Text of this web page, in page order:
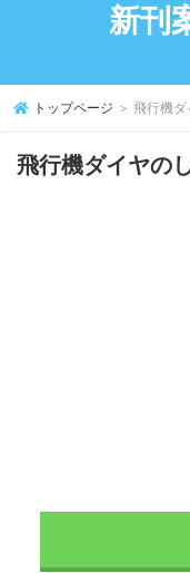
新刊
トップページ ＞ 飛行機
飛行機ダイヤの